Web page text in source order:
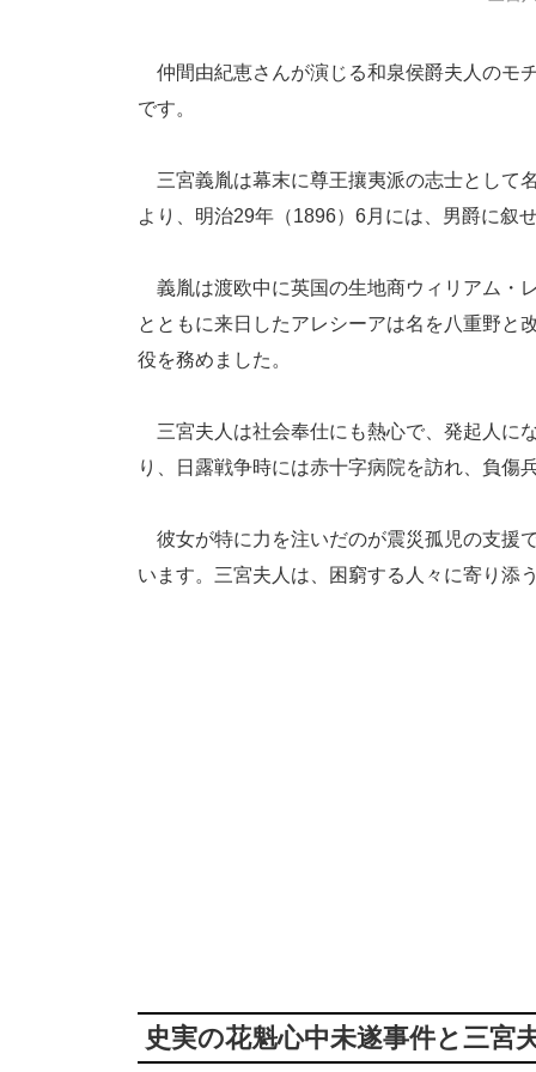
仲間由紀恵さんが演じる和泉侯爵夫人のモ
です。
三宮義胤は幕末に尊王攘夷派の志士として
より、明治29年（1896）6月には、男爵に叙
義胤は渡欧中に英国の生地商ウィリアム・
とともに来日したアレシーアは名を八重野と
役を務めました。
三宮夫人は社会奉仕にも熱心で、発起人に
り、日露戦争時には赤十字病院を訪れ、負傷
彼女が特に力を注いだのが震災孤児の支援
います。三宮夫人は、困窮する人々に寄り添
史実の花魁心中未遂事件と三宮